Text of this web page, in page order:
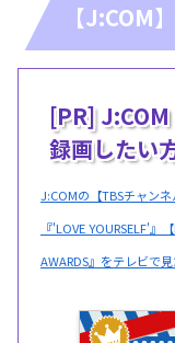
【J:COM】
[PR]
録画したい
J:COMの【TBSチャンネ
『'LOVE YOURSELF'』
AWARDS』をテレビで